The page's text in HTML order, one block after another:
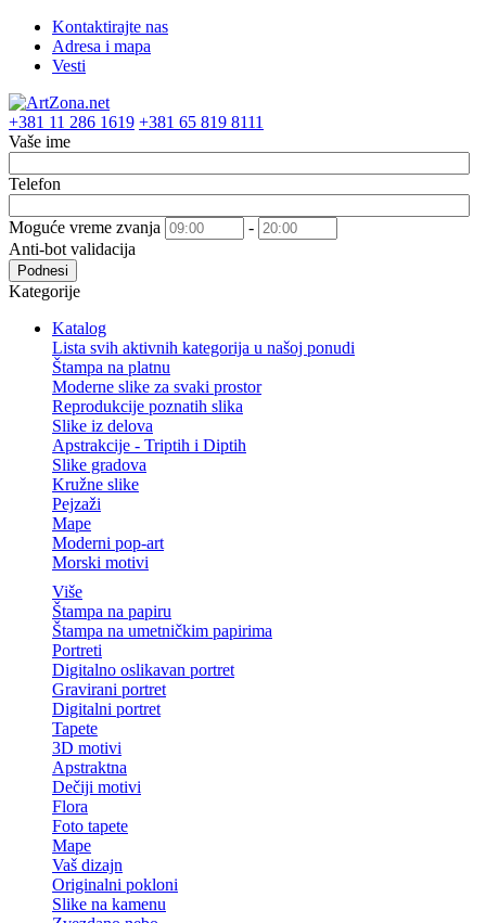
Kontaktirajte nas
Adresa i mapa
Vesti
+381 11 286 1619 +381 65 819 8111
Vaše ime
Telefon
Moguće vreme zvanja
-
Anti-bot validacija
Podnesi
Kategorije
Katalog
Lista svih aktivnih kategorija u našoj ponudi
Štampa na platnu
Moderne slike za svaki prostor
Reprodukcije poznatih slika
Slike iz delova
Apstrakcije - Triptih i Diptih
Slike gradova
Kružne slike
Pejzaži
Mape
Moderni pop-art
Morski motivi
Više
Štampa na papiru
Štampa na umetničkim papirima
Portreti
Digitalno oslikavan portret
Gravirani portret
Digitalni portret
Tapete
3D motivi
Apstraktna
Dečiji motivi
Flora
Foto tapete
Mape
Vaš dizajn
Originalni pokloni
Slike na kamenu